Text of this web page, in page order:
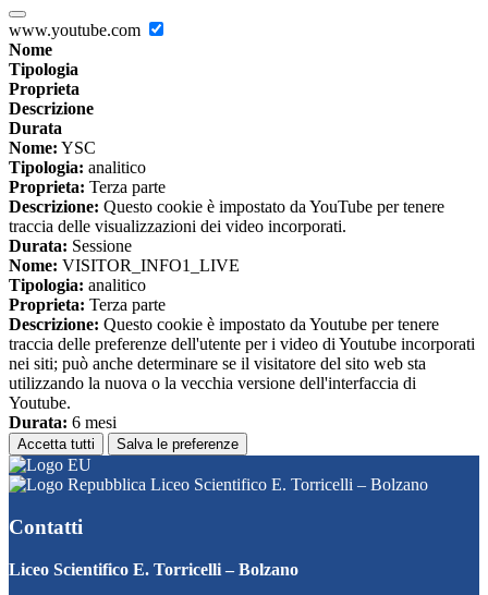
www.youtube.com
Nome
Tipologia
Proprieta
Descrizione
Durata
Nome: YSC
Tipologia: analitico
Proprieta: Terza parte
Descrizione: Questo cookie è impostato da YouTube per tenere
traccia delle visualizzazioni dei video incorporati.
Durata: Sessione
Nome: VISITOR_INFO1_LIVE
Tipologia: analitico
Proprieta: Terza parte
Descrizione: Questo cookie è impostato da Youtube per tenere
traccia delle preferenze dell'utente per i video di Youtube incorporati
nei siti; può anche determinare se il visitatore del sito web sta
utilizzando la nuova o la vecchia versione dell'interfaccia di
Youtube.
Durata: 6 mesi
Accetta tutti Salva le preferenze
Liceo Scientifico E. Torricelli – Bolzano
Contatti
Liceo Scientifico E. Torricelli – Bolzano